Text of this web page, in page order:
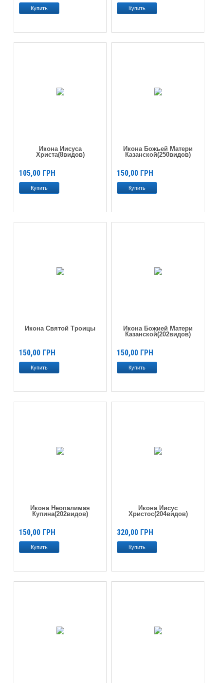
Икона Иисуса
Христа(8видов)
105,00 ГРН
Икона Божьей Матери
Казанской(250видов)
150,00 ГРН
Икона Святой Троицы
150,00 ГРН
Икона Божией Матери
Казанской(202видов)
150,00 ГРН
Икона Неопалимая
Купина(202видов)
150,00 ГРН
Икона Иисус
Христос(204видов)
320,00 ГРН